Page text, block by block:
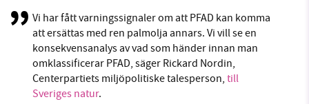
Vi har fått varningssignaler om att PFAD kan komma
att ersättas med ren palmolja annars. Vi vill se en
konsekvensanalys av vad som händer innan man
omklassificerar PFAD, säger Rickard Nordin,
Centerpartiets miljöpolitiske talesperson, till
Sveriges natur.